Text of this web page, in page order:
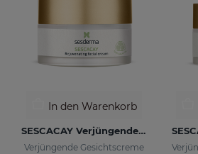
In den Warenkorb
SESCACAY Verjüngende Gesichtscreme
Verjüngende Gesichtscreme